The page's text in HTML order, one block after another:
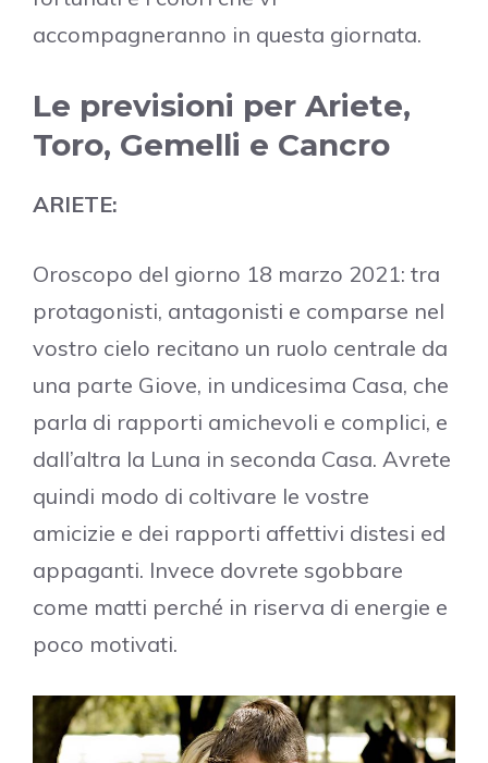
accompagneranno in questa giornata.
Le previsioni per Ariete,
Toro, Gemelli e Cancro
ARIETE:
Oroscopo del giorno 18 marzo 2021: tra
protagonisti, antagonisti e comparse nel
vostro cielo recitano un ruolo centrale da
una parte Giove, in undicesima Casa, che
parla di rapporti amichevoli e complici, e
dall’altra la Luna in seconda Casa. Avrete
quindi modo di coltivare le vostre
amicizie e dei rapporti affettivi distesi ed
appaganti. Invece dovrete sgobbare
come matti perché in riserva di energie e
poco motivati.